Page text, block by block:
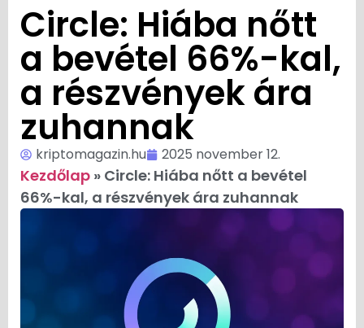
Circle: Hiába nőtt
a bevétel 66%-kal,
a részvények ára
zuhannak
kriptomagazin.hu 2025 november 12.
Kezdőlap » Circle: Hiába nőtt a bevétel
66%-kal, a részvények ára zuhannak